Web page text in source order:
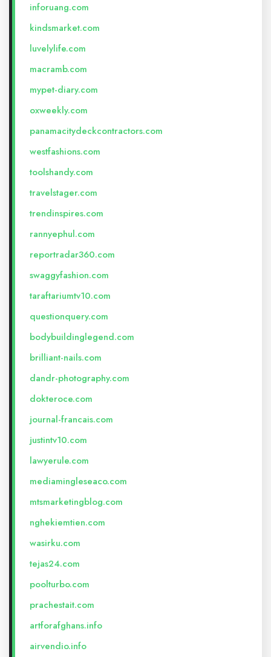
inforuang.com
kindsmarket.com
luvelylife.com
macramb.com
mypet-diary.com
oxweekly.com
panamacitydeckcontractors.com
westfashions.com
toolshandy.com
travelstager.com
trendinspires.com
rannyephul.com
reportradar360.com
swaggyfashion.com
taraftariumtv10.com
questionquery.com
bodybuildinglegend.com
brilliant-nails.com
dandr-photography.com
dokteroce.com
journal-francais.com
justintv10.com
lawyerule.com
mediamingleseaco.com
mtsmarketingblog.com
nghekiemtien.com
wasirku.com
tejas24.com
poolturbo.com
prachestait.com
artforafghans.info
airvendio.info